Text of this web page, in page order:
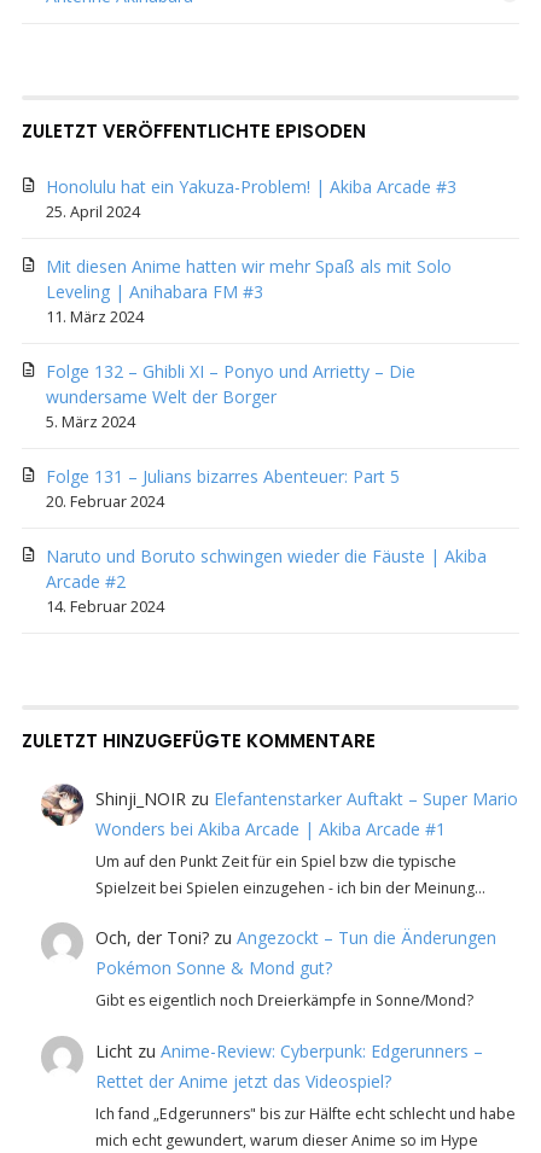
ZULETZT VERÖFFENTLICHTE EPISODEN
Honolulu hat ein Yakuza-Problem! | Akiba Arcade #3
25. April 2024
Mit diesen Anime hatten wir mehr Spaß als mit Solo
Leveling | Anihabara FM #3
11. März 2024
Folge 132 – Ghibli XI – Ponyo und Arrietty – Die
wundersame Welt der Borger
5. März 2024
Folge 131 – Julians bizarres Abenteuer: Part 5
20. Februar 2024
Naruto und Boruto schwingen wieder die Fäuste | Akiba
Arcade #2
14. Februar 2024
ZULETZT HINZUGEFÜGTE KOMMENTARE
Shinji_NOIR zu Elefantenstarker Auftakt – Super Mario
Wonders bei Akiba Arcade | Akiba Arcade #1
Um auf den Punkt Zeit für ein Spiel bzw die typische
Spielzeit bei Spielen einzugehen - ich bin der Meinung…
Och, der Toni? zuAngezockt – Tun die Änderungen
Pokémon Sonne & Mond gut?
Gibt es eigentlich noch Dreierkämpfe in Sonne/Mond?
Licht zuAnime-Review: Cyberpunk: Edgerunners –
Rettet der Anime jetzt das Videospiel?
Ich fand „Edgerunners" bis zur Hälfte echt schlecht und habe
mich echt gewundert, warum dieser Anime so im Hype